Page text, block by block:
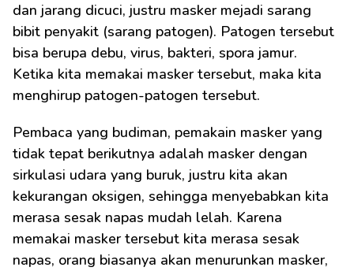
dan jarang dicuci, justru masker mejadi sarang
bibit penyakit (sarang patogen). Patogen tersebut
bisa berupa debu, virus, bakteri, spora jamur.
Ketika kita memakai masker tersebut, maka kita
menghirup patogen-patogen tersebut.
Pembaca yang budiman, pemakain masker yang
tidak tepat berikutnya adalah masker dengan
sirkulasi udara yang buruk, justru kita akan
kekurangan oksigen, sehingga menyebabkan kita
merasa sesak napas mudah lelah. Karena
memakai masker tersebut kita merasa sesak
napas, orang biasanya akan menurunkan masker,